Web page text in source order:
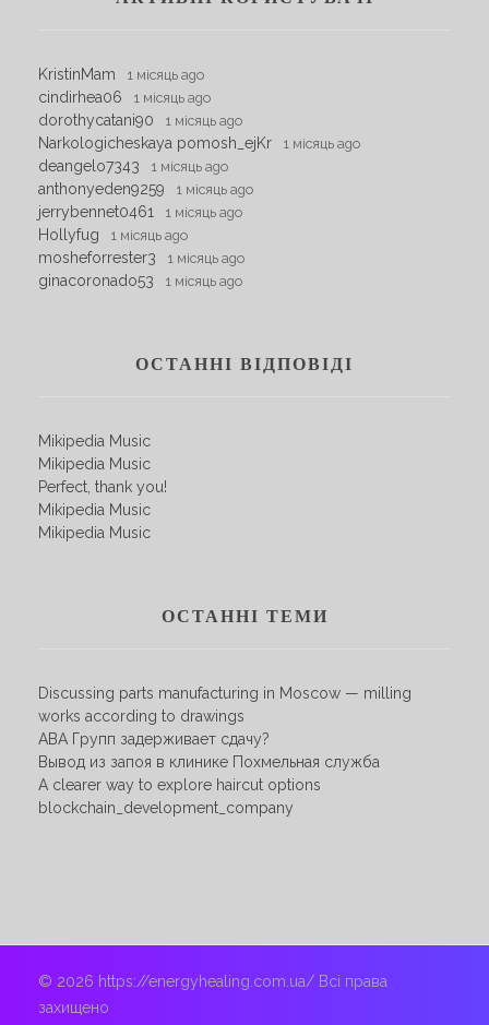
KristinMam 1 місяць ago
cindirhea06 1 місяць ago
dorothycatani90 1 місяць ago
Narkologicheskaya pomosh_ejKr 1 місяць ago
deangelo7343 1 місяць ago
anthonyeden9259 1 місяць ago
jerrybennet0461 1 місяць ago
Hollyfug 1 місяць ago
mosheforrester3 1 місяць ago
ginacoronado53 1 місяць ago
ОСТАННІ ВІДПОВІДІ
Mikipedia Music
Mikipedia Music
Perfect, thank you!
Mikipedia Music
Mikipedia Music
ОСТАННІ ТЕМИ
Discussing parts manufacturing in Moscow — milling
works according to drawings
АВА Групп задерживает сдачу?
Вывод из запоя в клинике Похмельная служба
A clearer way to explore haircut options
blockchain_development_company
© 2026 https://energyhealing.com.ua/ Всі права
захищено